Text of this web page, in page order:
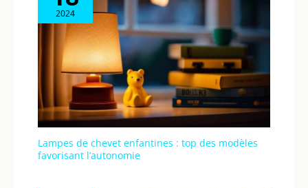
2024
Lampes de chevet enfantines : top des modèles
favorisant l’autonomie